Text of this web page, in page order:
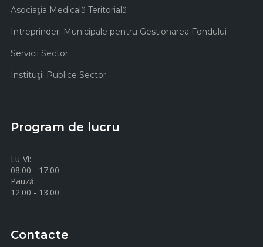
Asociaţia Medicală Teritorială
Intreprinderi Municipale pentru Gestionarea Fondului
Servicii Sector
Instituţii Publice Sector
Program de lucru
Lu-Vi:
08:00 - 17:00
Pauză:
12:00 - 13:00
Contacte